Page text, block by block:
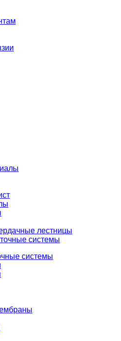
лестницы
системы
системы